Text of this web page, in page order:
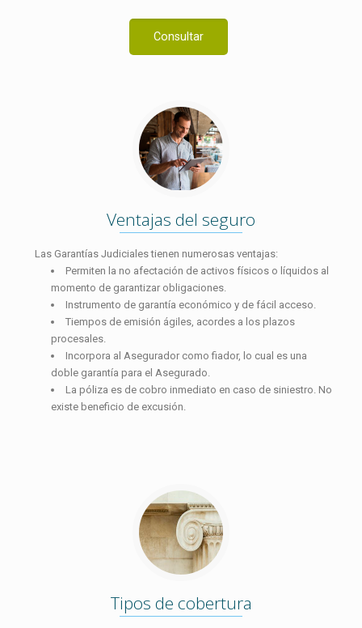
Consultar
Ventajas del seguro
Las Garantías Judiciales tienen numerosas ventajas:
Permiten la no afectación de activos físicos o líquidos al
momento de garantizar obligaciones.
Instrumento de garantía económico y de fácil acceso.
Tiempos de emisión ágiles, acordes a los plazos
procesales.
Incorpora al Asegurador como fiador, lo cual es una
doble garantía para el Asegurado.
La póliza es de cobro inmediato en caso de siniestro. No
existe beneficio de excusión.
Tipos de cobertura